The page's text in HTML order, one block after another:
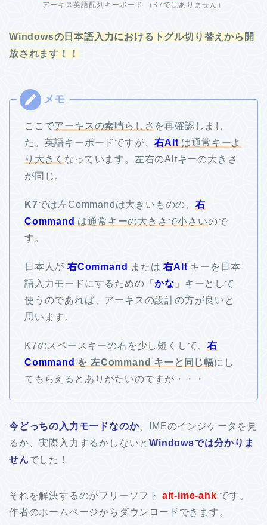
アーキス英語配列キーボード （ K7ではありません ）
Windowsの日本語入力におけるトグル切り替えから開
放されます！！
ここでアーキスの素晴らしさ を再確認しまし
た。英語キーボードですが、右Alt は通常キーよ
り大きく なっています。左右のAltキーの大きさ
が同じ。
K7では左Commandは大きいものの、右
Command は通常キーの大きさで小さいので
す。
日本人が 右Command または右Alt キーを日本
語入力モードにするための「かな 」キーとして
使うのであれば、アーキスの設計の方が良いと
思います。
K7のスペースキーの右を少し短くして、右
Command を 左Command キーと同じ幅にし
てもらえるとありがたいのですが・・・
今どっちの入力モードなのか、IMEのインジケータを見
るか、実際入力するかしないとWindowsでは分かりま
せんでした！
それを解決するのがフリーソフト alt-ime-ahk です。
作者のホームページからダウンロードできます。